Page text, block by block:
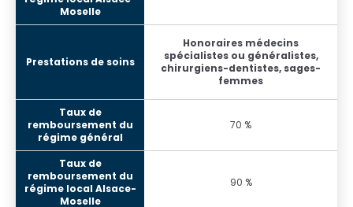
Honoraires médecins
spécialistes ou généralistes,
chirurgiens-dentistes, sages-
femmes
70 %
90 %